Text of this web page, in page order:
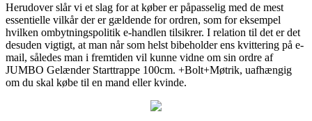
Herudover slår vi et slag for at køber er påpasselig med de mest
essentielle vilkår der er gældende for ordren, som for eksempel
hvilken ombytningspolitik e-handlen tilsikrer. I relation til det er det
desuden vigtigt, at man når som helst bibeholder ens kvittering på e-
mail, således man i fremtiden vil kunne vidne om sin ordre af
JUMBO Gelænder Starttrappe 100cm. +Bolt+Møtrik, uafhængig
om du skal købe til en mand eller kvinde.